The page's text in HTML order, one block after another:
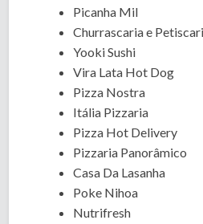
Picanha Mil
Churrascaria e
Yooki Sushi
Vira Lata Hot Dog
Pizza Nostra
Itália Pizzaria
Pizza Hot Delivery
Pizzaria Panorâmico
Casa Da Lasanha
Poke Nihoa
Nutrifresh